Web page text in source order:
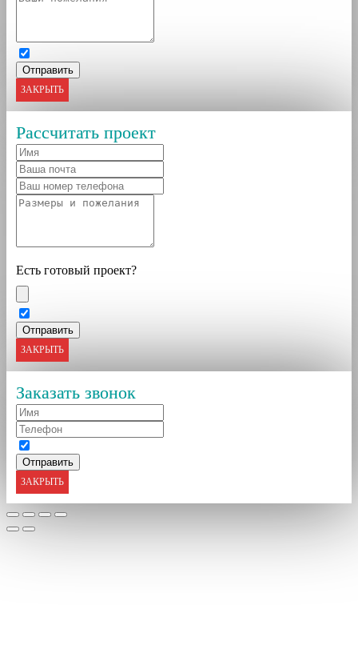
ЗАКРЫТЬ
Рассчитать проект
Есть готовый проект?
ЗАКРЫТЬ
Заказать звонок
ЗАКРЫТЬ